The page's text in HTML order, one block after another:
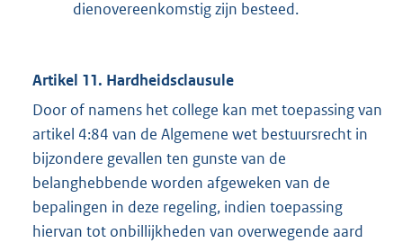
dienovereenkomstig zijn besteed.
Artikel 11. Hardheidsclausule
Door of namens het college kan met toepassing van
artikel 4:84 van de Algemene wet bestuursrecht in
bijzondere gevallen ten gunste van de
belanghebbende worden afgeweken van de
bepalingen in deze regeling, indien toepassing
hiervan tot onbillijkheden van overwegende aard